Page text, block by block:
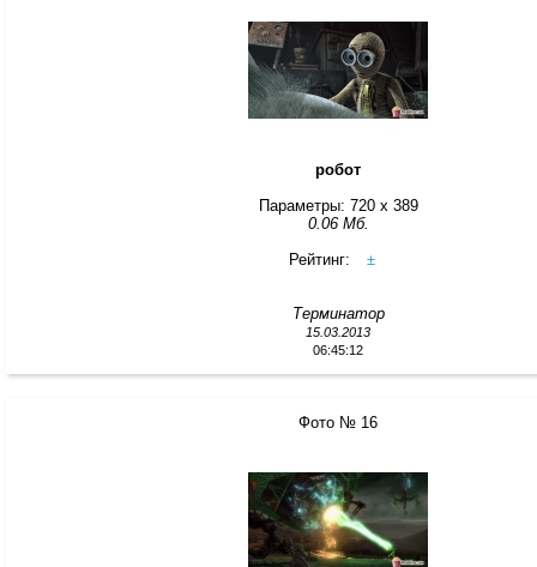
робот
Параметры: 720 x 389
0.06 Мб.
Рейтинг:
±
Терминатор
15.03.2013
06:45:12
Фото № 16